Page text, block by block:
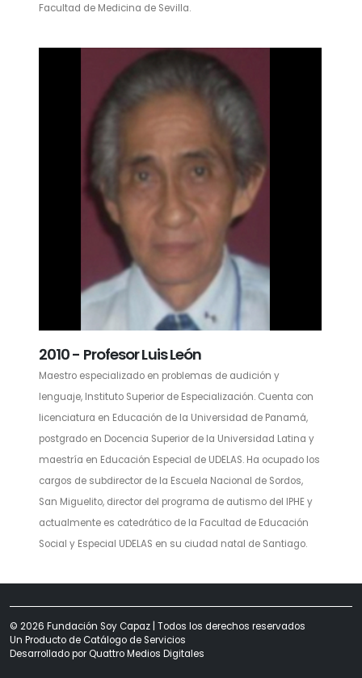
Facultad de Medicina de Sevilla.
2010 - Profesor Luis León
Maestro especializado en problemas de audición y
lenguaje, Instituto Superior de Especialización. Cuenta con
licenciatura en Educación de la Universidad de Panamá,
postgrado en Docencia Superior de la Universidad Latina y
maestría en Educación Especial de UDELAS. Ha ocupado los
cargos de subdirector de la Escuela Nacional de Sordos,
San Miguelito, director del programa de autismo del IPHE y
actualmente es catedrático de la Facultad de Educación
Social y Especial UDELAS en su ciudad natal de Santiago.
© 2026 Fundación Soy Capaz | Todos los derechos reservados
Un Producto deCatálogo de Servicios
Desarrollado porQuattro Medios Digitales